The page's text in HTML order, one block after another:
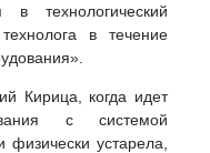
в технологический
в течение
Кирица, когда идет
с системой
устарела,